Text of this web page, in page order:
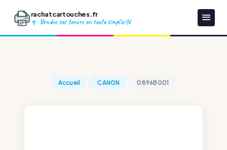
rachatcartouches.fr
Vendre ses toners en toute simplicité
Accueil CANON 0896B001